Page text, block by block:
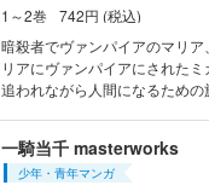
1～2巻
742円 (税込)
暗殺者でヴァンパイアのマリ
リアにヴァンパイアにされた
追われながら人間になるため
一騎当千 masterworks
少年・青年マンガ